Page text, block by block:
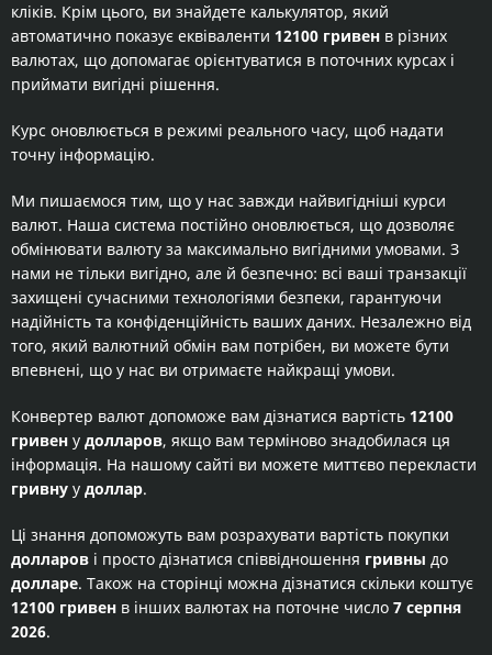
кліків. Крім цього, ви знайдете калькулятор, який
автоматично показує еквіваленти 12100 гривен в різних
валютах, що допомагає орієнтуватися в поточних курсах і
приймати вигідні рішення.
Курс оновлюється в режимі реального часу, щоб надати
точну інформацію.
Ми пишаємося тим, що у нас завжди найвигідніші курси
валют. Наша система постійно оновлюється, що дозволяє
обмінювати валюту за максимально вигідними умовами. З
нами не тільки вигідно, але й безпечно: всі ваші транзакції
захищені сучасними технологіями безпеки, гарантуючи
надійність та конфіденційність ваших даних. Незалежно від
того, який валютний обмін вам потрібен, ви можете бути
впевнені, що у нас ви отримаєте найкращі умови.
Конвертер валют допоможе вам дізнатися вартість 12100
гривен у долларов, якщо вам терміново знадобилася ця
інформація. На нашому сайті ви можете миттєво перекласти
гривну у доллар.
Ці знання допоможуть вам розрахувати вартість покупки
долларов і просто дізнатися співвідношення гривны до
долларе. Також на сторінці можна дізнатися скільки коштує
12100 гривен в інших валютах на поточне число 7 серпня
2026.